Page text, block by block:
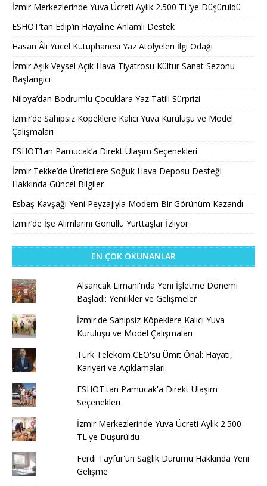
İzmir Merkezlerinde Yuva Ücreti Aylık 2.500 TL’ye Düşürüldü
ESHOT’tan Edip’in Hayaline Anlamlı Destek
Hasan Âli Yücel Kütüphanesi Yaz Atölyeleri İlgi Odağı
İzmir Aşık Veysel Açık Hava Tiyatrosu Kültür Sanat Sezonu
Başlangıcı
Niloya’dan Bodrumlu Çocuklara Yaz Tatili Sürprizi
İzmir’de Sahipsiz Köpeklere Kalıcı Yuva Kuruluşu ve Model
Çalışmaları
ESHOT’tan Pamucak’a Direkt Ulaşım Seçenekleri
İzmir Tekke’de Üreticilere Soğuk Hava Deposu Desteği
Hakkında Güncel Bilgiler
Esbaş Kavşağı Yeni Peyzajıyla Modern Bir Görünüm Kazandı
İzmir’de İşe Alımlarını Gönüllü Yurttaşlar İzliyor
EN ÇOK OKUNANLAR
Alsancak Limanı'nda Yeni İşletme Dönemi
Başladı: Yenilikler ve Gelişmeler
İzmir'de Sahipsiz Köpeklere Kalıcı Yuva
Kuruluşu ve Model Çalışmaları
Türk Telekom CEO'su Ümit Önal: Hayatı,
Kariyeri ve Açıklamaları
ESHOT'tan Pamucak'a Direkt Ulaşım
Seçenekleri
İzmir Merkezlerinde Yuva Ücreti Aylık 2.500
TL'ye Düşürüldü
Ferdi Tayfur'un Sağlık Durumu Hakkında Yeni
Gelişme